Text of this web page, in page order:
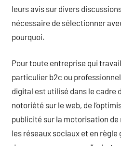
leurs avis sur divers
nécessaire de sélectionner
pourquoi.
Pour toute entreprise qui
particulier b2c ou
digital est utilisé dans le cadre
notoriété sur le web, de
publicité sur la motorisation
les réseaux sociaux et en règle